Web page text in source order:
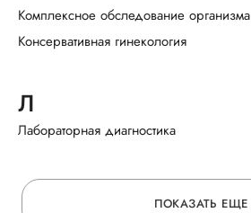
Комплексное обследование организма
Консервативная гинекология
Л
Лабораторная диагностика
ПОКАЗАТЬ ЕЩЕ